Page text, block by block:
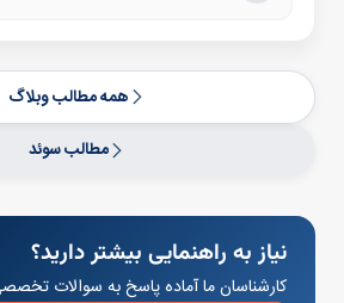
همه مطالب وبلاگ
مطالب سوئد
نیاز به راهنمایی بیشتر دارید؟
کارشناسان ما آماده پاسخ به سوالات